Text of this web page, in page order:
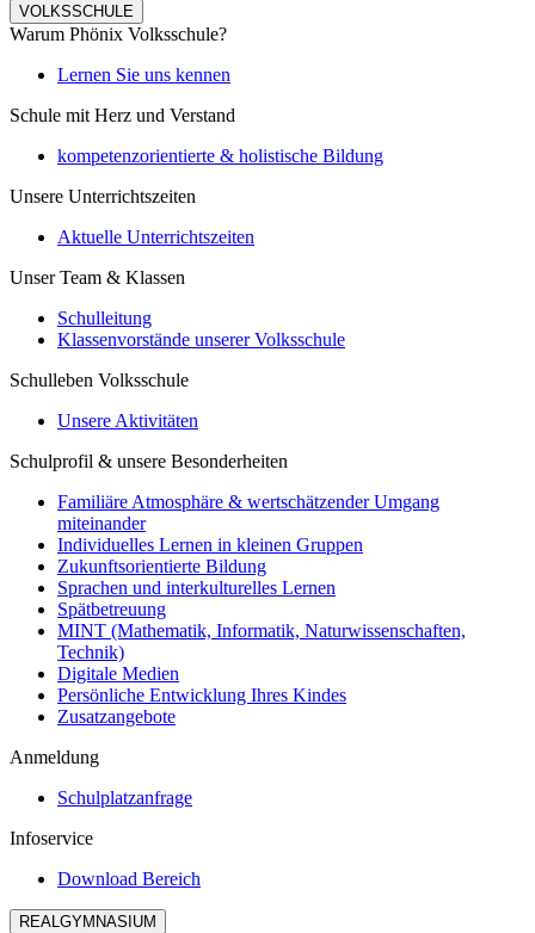
VOLKSSCHULE
Warum Phönix Volksschule?
Lernen Sie uns kennen
Schule mit Herz und Verstand
kompetenzorientierte & holistische Bildung
Unsere Unterrichtszeiten
Aktuelle Unterrichtszeiten
Unser Team & Klassen
Schulleitung
Klassenvorstände unserer Volksschule
Schulleben Volksschule
Unsere Aktivitäten
Schulprofil & unsere Besonderheiten
Familiäre Atmosphäre & wertschätzender Umgang
miteinander
Individuelles Lernen in kleinen Gruppen
Zukunftsorientierte Bildung
Sprachen und interkulturelles Lernen
Spätbetreuung
MINT (Mathematik, Informatik, Naturwissenschaften,
Technik)
Digitale Medien
Persönliche Entwicklung Ihres Kindes
Zusatzangebote
Anmeldung
Schulplatzanfrage
Infoservice
Download Bereich
REALGYMNASIUM